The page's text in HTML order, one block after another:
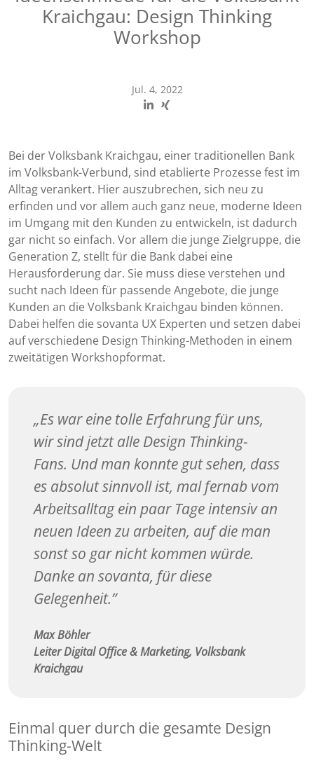
Kraichgau: Design Thinking
Workshop
Jul. 4, 2022
Bei der Volksbank Kraichgau, einer traditionellen Bank
im Volksbank-Verbund, sind etablierte Prozesse fest im
Alltag verankert. Hier auszubrechen, sich neu zu
erfinden und vor allem auch ganz neue, moderne Ideen
im Umgang mit den Kunden zu entwickeln, ist dadurch
gar nicht so einfach. Vor allem die junge Zielgruppe, die
Generation Z, stellt für die Bank dabei eine
Herausforderung dar. Sie muss diese verstehen und
sucht nach Ideen für passende Angebote, die junge
Kunden an die Volksbank Kraichgau binden können.
Dabei helfen die sovanta UX Experten und setzen dabei
auf verschiedene Design Thinking-Methoden in einem
zweitätigen Workshopformat.
Es war eine tolle Erfahrung für uns,
wir sind jetzt alle Design Thinking-
Fans. Und man konnte gut sehen, dass
es absolut sinnvoll ist, mal fernab vom
Arbeitsalltag ein paar Tage intensiv an
neuen Ideen zu arbeiten, auf die man
sonst so gar nicht kommen würde.
Danke an sovanta, für diese
Gelegenheit.
Max Böhler
Leiter Digital Office & Marketing, Volksbank
Kraichgau
Einmal quer durch die gesamte Design
Thinking-Welt